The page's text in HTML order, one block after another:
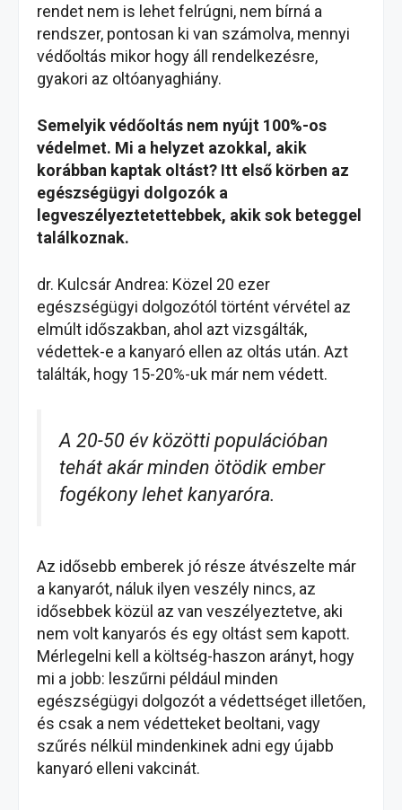
rendet nem is lehet felrúgni, nem bírná a
rendszer, pontosan ki van számolva, mennyi
védőoltás mikor hogy áll rendelkezésre,
gyakori az oltóanyaghiány.
Semelyik védőoltás nem nyújt 100%-os
védelmet. Mi a helyzet azokkal, akik
korábban kaptak oltást? Itt első körben az
egészségügyi dolgozók a
legveszélyeztetettebbek, akik sok beteggel
találkoznak.
dr. Kulcsár Andrea: Közel 20 ezer
egészségügyi dolgozótól történt vérvétel az
elmúlt időszakban, ahol azt vizsgálták,
védettek-e a kanyaró ellen az oltás után. Azt
találták, hogy 15-20%-uk már nem védett.
A 20-50 év közötti populációban
tehát akár minden ötödik ember
fogékony lehet kanyaróra.
Az idősebb emberek jó része átvészelte már
a kanyarót, náluk ilyen veszély nincs, az
idősebbek közül az van veszélyeztetve, aki
nem volt kanyarós és egy oltást sem kapott.
Mérlegelni kell a költség-haszon arányt, hogy
mi a jobb: leszűrni például minden
egészségügyi dolgozót a védettséget illetően,
és csak a nem védetteket beoltani, vagy
szűrés nélkül mindenkinek adni egy újabb
kanyaró elleni vakcinát.